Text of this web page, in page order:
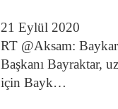
21 Eylül 2020
RT @Aksam:
Başkanı Bayraktar,
için Bayk…